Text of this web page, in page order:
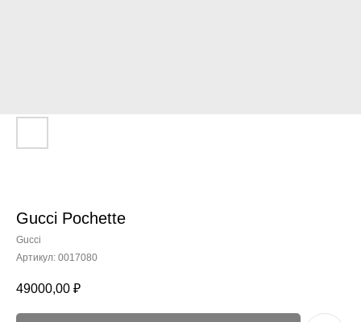
Gucci Pochette
Gucci
Артикул: 0017080
49000,00 ₽